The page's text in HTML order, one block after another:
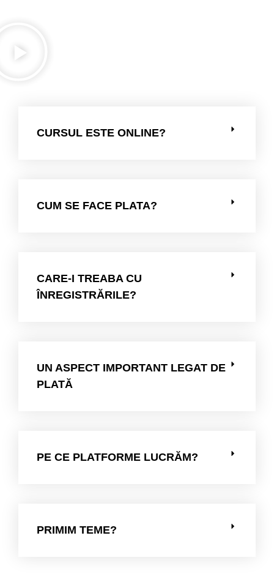
CURSUL ESTE ONLINE?
CUM SE FACE PLATA?
CARE-I TREABA CU
ÎNREGISTRĂRILE?
UN ASPECT IMPORTANT LEGAT DE
PLATĂ
PE CE PLATFORME LUCRĂM?
PRIMIM TEME?